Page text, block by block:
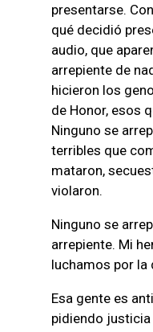
presentarse.
qué decidió
audio, que
arrepiente de
hicieron los
de Honor, esos
Ninguno se
terribles que
mataron,
violaron.
Ninguno se
arrepiente. Mi
luchamos por la
Esa gente es
pidiendo